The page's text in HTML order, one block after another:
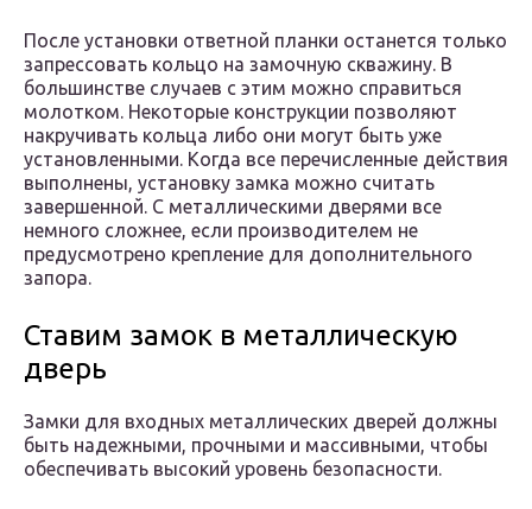
После установки ответной планки останется только
запрессовать кольцо на замочную скважину. В
большинстве случаев с этим можно справиться
молотком. Некоторые конструкции позволяют
накручивать кольца либо они могут быть уже
установленными. Когда все перечисленные действия
выполнены, установку замка можно считать
завершенной. С металлическими дверями все
немного сложнее, если производителем не
предусмотрено крепление для дополнительного
запора.
Ставим замок в металлическую
дверь
Замки для входных металлических дверей должны
быть надежными, прочными и массивными, чтобы
обеспечивать высокий уровень безопасности.